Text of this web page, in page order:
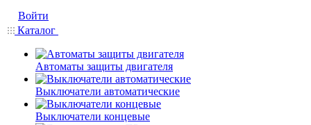
Войти
Каталог
Автоматы защиты двигателя
Выключатели автоматические
Выключатели концевые